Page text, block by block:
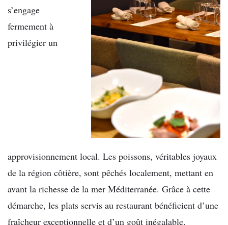
s’engage
fermement à
privilégier un
approvisionnement local. Les poissons, véritables joyaux
de la région côtière, sont pêchés localement, mettant en
avant la richesse de la mer Méditerranée. Grâce à cette
démarche, les plats servis au restaurant bénéficient d’une
fraîcheur exceptionnelle et d’un goût inégalable.